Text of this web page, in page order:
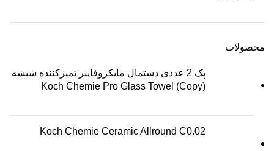
محصولات
پک 2 عددی دستمال مایکروفایبر تمیزکننده شیشه
Koch Chemie Pro Glass Towel (Copy)
Koch Chemie Ceramic Allround C0.02